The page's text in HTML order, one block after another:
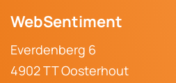
WebSentiment
Everdenberg 6
4902 TT Oosterhout